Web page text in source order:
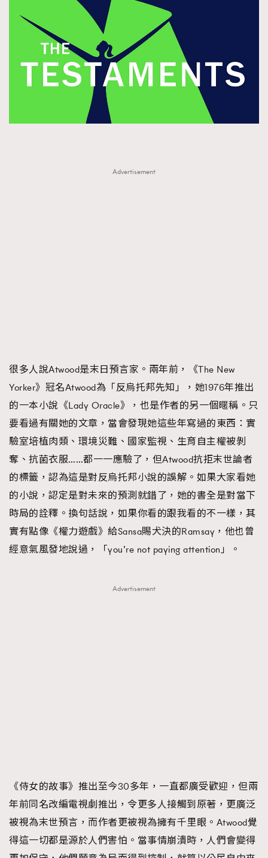
TRENDING
AFrenchMind
DressLikeAParisienne
EmpowerF
FashionWeek FigaroAesthetic
Advertisement
很多人說Atwood是末日預言家。兩年前，《The New
Yorker》冠名Atwood為「反烏托邦先知」，她1976年推出
的一本小說《Lady Oracle》，也是作者的另一個暱稱。只
要看過有關她的文章，當會發現她這些年寫過的東西：實
驗室培植肉類、環境災難、國家監視、生育自主權被剝
奪、抗菌衣服……都一一應驗了，但Atwood抗拒末世論者
的標籤，認為這是對反烏托邦小說的誤解。如果大家看她
的小說，認定是對未來的預測就錯了，她的書全是對當下
時局的詮釋。換句話說，如果你看的跟我看的不一樣，其
實有點像《權力遊戲》給Sansa賜犬決的Ramsay，他也曾
經意氣風發地說過，「you’re not paying attention」。
Advertisement
《侍女的故事》推出至今30多年，一直都廣受歡迎，但兩
年前同名改編電視劇推出，令更多人接觸到原著，更廣泛
被視為末世預言，而作者更被視為擁有千里眼。Atwood覺
得這一切都是源於人們害怕。當事情崩潰時，人們會變得